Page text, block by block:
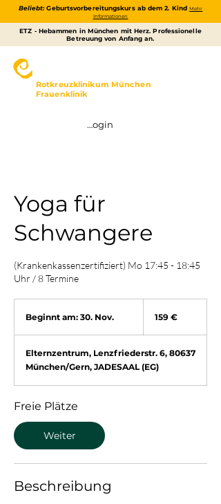
Rotkreuzklinikum München
Frauenklinik
Login
ETZ - Hebammen in München mit Herz. Professionelle
Betreuung von Anfang an.
Beliebt:Geburtsvorbereitungskurs ab dem 2. KindMehr
Informationen
Yoga für
Schwangere
(Krankenkassenzertifiziert) Mo 17:45 - 18:45
Uhr / 8 Termine
Beginnt am: 30. Nov.
i
n
n
159 €
Elternzentrum, Lenzfriederstr. 6, 80637
München/Gern, JADESAAL (EG)
Freie Plätze
Weiter
Beschreibung